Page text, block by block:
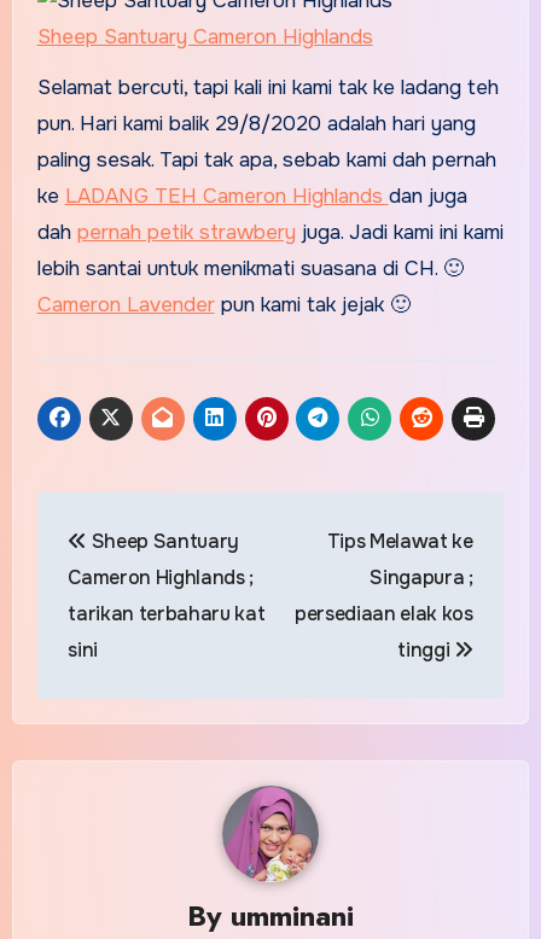
Sheep Santuary Cameron Highlands
Selamat bercuti, tapi kali ini kami tak ke ladang teh
pun. Hari kami balik 29/8/2020 adalah hari yang
paling sesak. Tapi tak apa, sebab kami dah pernah
ke LADANG TEH Cameron Highlands dan juga
dah pernah petik strawbery juga. Jadi kami ini kami
lebih santai untuk menikmati suasana di CH. 🙂
Cameron Lavenderpun kami tak jejak 🙂
navigation
Sheep Santuary
Cameron Highlands ;
tarikan terbaharu kat
sini
Tips Melawat ke
Singapura ;
persediaan elak kos
tinggi
By umminani